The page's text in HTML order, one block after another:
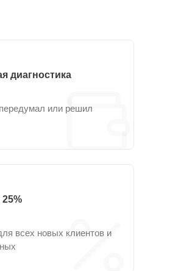
диагностика
или решил
всех новых клиентов и